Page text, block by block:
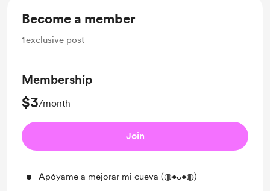
Become a member
1exclusive post
Membership
$3/month
Join
Apóyame a mejorar mi cueva (◍•ᴗ•◍)